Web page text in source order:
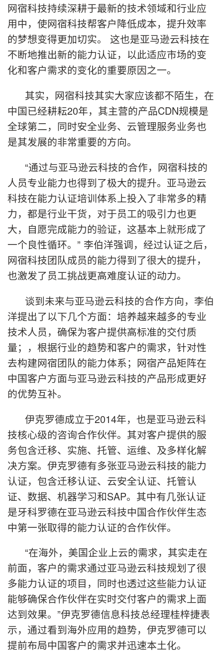
网宿科技持续深耕于最新的技术领域和行业应
用中，使网宿科技帮客户降低成本，提升效率
的梦想变得更加切实。 这也是亚马逊云科技在
不断地推出新的能力认证，以此适应市场的变
化和客户需求的变化的重要原因之一。
其实，网宿科技其实大家应该都不陌生，在
中国已经耕耘20年，其主营的产品CDN规模是
全球第二，同时安全业务、云管理服务业务也
是其发展的非常重要的方向。
“通过与亚马逊云科技的合作，网宿科技的
人员专业能力也得到了极大的提升。亚马逊云
科技在能力认证培训体系上投入了非常多的精
力，都是行业干货，对于员工的吸引力也更
大，自愿完成能力的验证，这基本上就形成了
一个良性循环。” 李伯洋强调，经过认证之后，
网宿科技团队成员的能力得到了很大的提升，
也激发了员工挑战更高难度认证的动力。
谈到未来与亚马逊云科技的合作方向，李伯
洋提出了以下几个方面：培养越来越多的专业
技术人员，确保为客户提供高标准的交付质
量；，根据行业的趋势和客户的需求，针对性
去构建网宿团队的能力体系；网宿产品矩阵在
中国客户方面与亚马逊云科技的产品形成更好
的优势互补。
伊克罗德成立于2014年，也是亚马逊云科
技核心级的咨询合作伙伴。其对客户提供的服
务包含迁移、实施、托管、运维、及多样化解
决方案。伊克罗德有多张亚马逊云科技的能力
认证，包含迁移认证、云安全认证、托管认
证、数据、机器学习和SAP。其中有几张认证
是牙科罗德在亚马逊云科技中国合作伙伴生态
中第一张取得的能力认证的合作伙伴。
“在海外，美国企业上云的需求，其实走在
前面，客户的需求通过亚马逊云科技规划了很
多能力认证的项目，同时也透过这些能力认证
能够确保合作伙伴在实时交付客户的需求上面
达到效果。”伊克罗德信息科技总经理桂梓捷表
示，通过看到海外应用的趋势，伊克罗德可以
提前布局中国客户的需求并迅速本土化。